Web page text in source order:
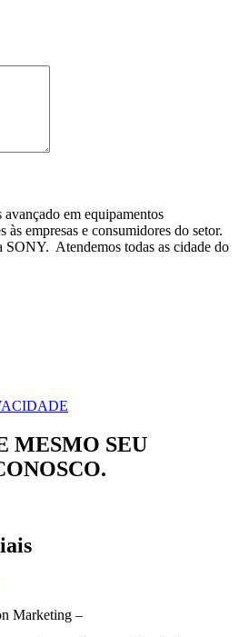
em equipamentos
às empresas e consumidores do setor.
SONY. Atendemos todas as cidade do
MESMO SEU
Marketing –